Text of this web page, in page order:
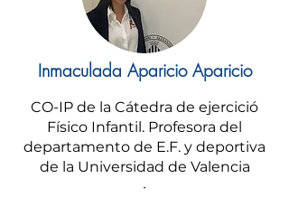
Inmaculada Aparicio Aparicio
CO-IP de la Cátedra de ejercició
Físico Infantil. Profesora del
departamento de E.F. y deportiva
de la Universidad de Valencia
·